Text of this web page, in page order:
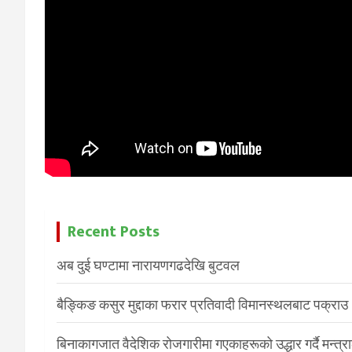
Recent Posts
अब दुई घण्टामा नारायणगढदेखि बुटवल
बैङ्किङ कसुर मुद्दाका फरार प्रतिवादी विमानस्थलबाट पक्राउ
बिनाकागजात वैदेशिक रोजगारीमा गएकाहरूको उद्धार गर्दै